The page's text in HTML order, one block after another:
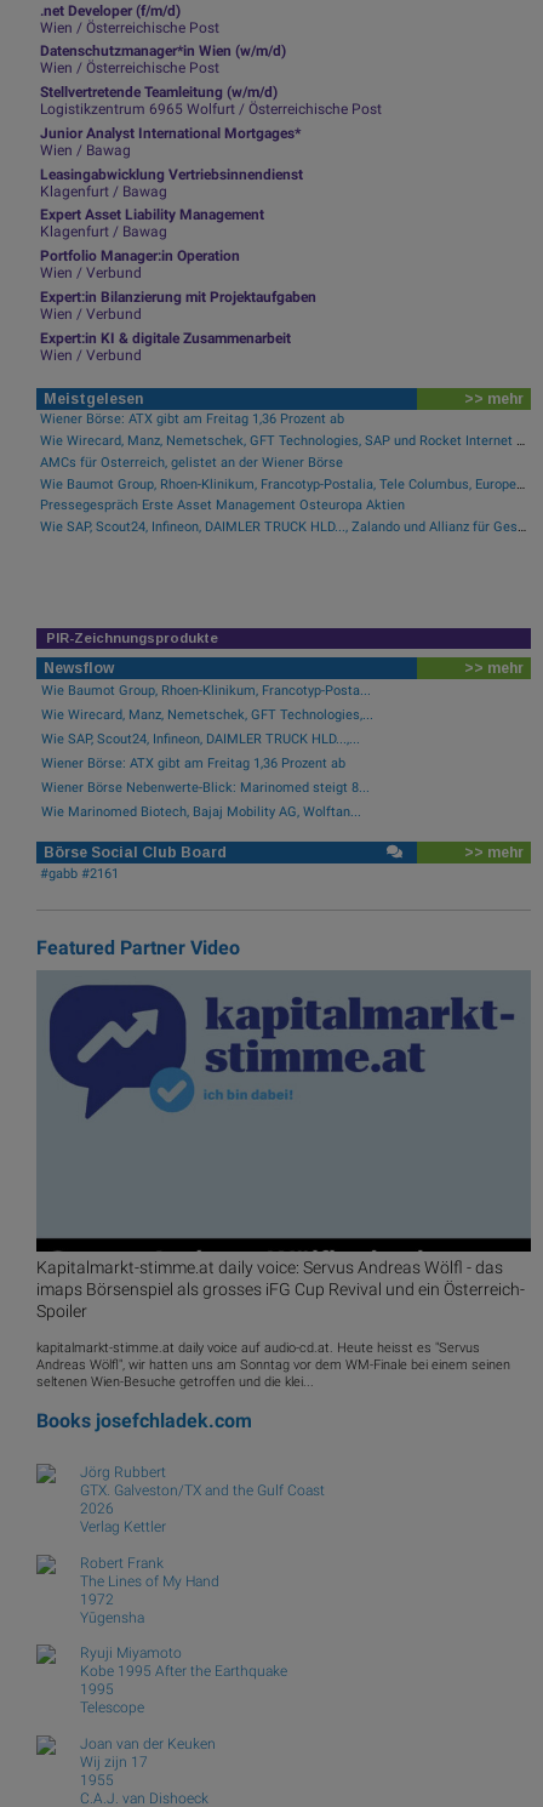
.net Developer (f/m/d)
Wien / Österreichische Post
Datenschutzmanager*in Wien (w/m/d)
Wien / Österreichische Post
Stellvertretende Teamleitung (w/m/d)
Logistikzentrum 6965 Wolfurt / Österreichische Post
Junior Analyst International Mortgages*
Wien / Bawag
Leasingabwicklung Vertriebsinnendienst
Klagenfurt / Bawag
Expert Asset Liability Management
Klagenfurt / Bawag
Portfolio Manager:in Operation
Wien / Verbund
Expert:in Bilanzierung mit Projektaufgaben
Wien / Verbund
Expert:in KI & digitale Zusammenarbeit
Wien / Verbund
Meistgelesen >> mehr
Wiener Börse: ATX gibt am Freitag 1,36 Prozent ab
Wie Wirecard, Manz, Nemetschek, GFT Technologies, SAP und Rocket Internet für Gesprächsstoff sorgten
AMCs für Österreich, gelistet an der Wiener Börse
Wie Baumot Group, Rhoen-Klinikum, Francotyp-Postalia, Tele Columbus, European Lithium und Lanxess für Gesprächsstoff sorgten
Pressegespräch Erste Asset Management Osteuropa Aktien
Wie SAP, Scout24, Infineon, DAIMLER TRUCK HLD..., Zalando und Allianz für Gesprächsstoff im DAX sorgten
PIR-Zeichnungsprodukte
Newsflow >> mehr
Wie Baumot Group, Rhoen-Klinikum, Francotyp-Posta...
Wie Wirecard, Manz, Nemetschek, GFT Technologies,...
Wie SAP, Scout24, Infineon, DAIMLER TRUCK HLD...,...
Wiener Börse: ATX gibt am Freitag 1,36 Prozent ab
Wiener Börse Nebenwerte-Blick: Marinomed steigt 8...
Wie Marinomed Biotech, Bajaj Mobility AG, Wolftan...
Börse Social Club Board >> mehr
#gabb #2161
Featured Partner Video
Kapitalmarkt-stimme.at daily voice: Servus Andreas Wölfl - das
imaps Börsenspiel als grosses iFG Cup Revival und ein Österreich-
Spoiler
kapitalmarkt-stimme.at daily voice auf audio-cd.at. Heute heisst es "Servus
Andreas Wölfl", wir hatten uns am Sonntag vor dem WM-Finale bei einem seinen
seltenen Wien-Besuche getroffen und die klei...
Books josefchladek.com
Jörg Rubbert
GTX. Galveston/TX and the Gulf Coast
2026
Verlag Kettler
Robert Frank
The Lines of My Hand
1972
Yūgensha
Ryuji Miyamoto
Kobe 1995 After the Earthquake
1995
Telescope
Joan van der Keuken
Wij zijn 17
1955
C.A.J. van Dishoeck